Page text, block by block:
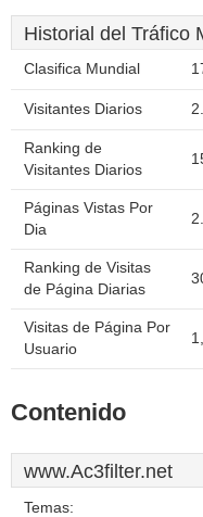
Historial del Tráfico
Clasifica Mundial
Visitantes Diarios
Ranking de
Visitantes Diarios
Páginas Vistas Por
Dia
Ranking de Visitas
de Página Diarias
Visitas de Página Por
Usuario
Contenido
www.Ac3filter.net
Temas: